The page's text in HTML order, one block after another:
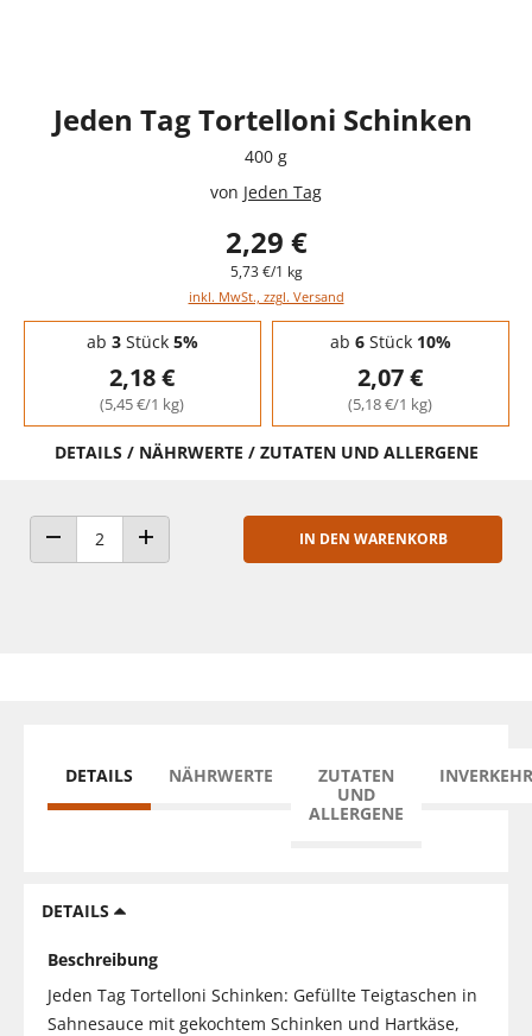
Jeden Tag Tortelloni Schinken
400 g
von Jeden Tag
2,29 €
5,73 €/1 kg
inkl. MwSt., zzgl. Versand
Staffelpreise - Mengenrabatt
ab 3Stück 5%
2,18 €
(5,45 €/1 kg)
ab 6Stück 10%
2,07 €
(5,18 €/1 kg)
DETAILS / NÄHRWERTE / ZUTATEN UND ALLERGENE
ANZAHL VERRINGERNANZAHL ERHÖHEN
IN DEN WARENKORB
DETAILS NÄHRWERTE
ZUTATEN
UND
ALLERGENE
DETAILS
Beschreibung
Jeden Tag Tortelloni Schinken: Gefüllte Teigtaschen in
Sahnesauce mit gekochtem Schinken und Hartkäse,